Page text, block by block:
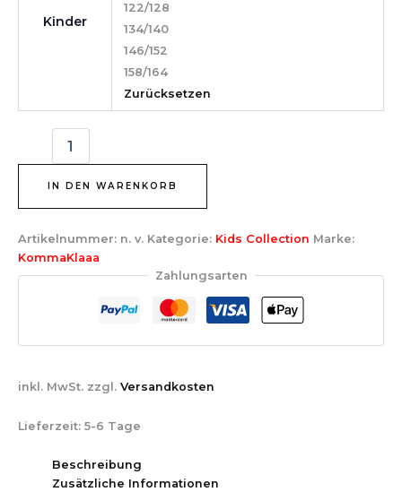
Kinder
122/128
134/140
146/152
158/164
Zurücksetzen
IN DEN WARENKORB
Artikelnummer: n. v. Kategorie: Kids Collection Marke:
KommaKlaaa
Zahlungsarten
inkl. MwSt. zzgl. Versandkosten
Lieferzeit: 5-6 Tage
Beschreibung
Zusätzliche Informationen